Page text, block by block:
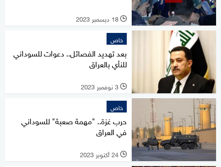
l 18 ديسمبر 2023
خاص
بعد تهديد الفصائل.. دعوات للسوداني
للنأي بالعراق
l 3 نوفمبر 2023
خاص
حرب غزة.. "مهمة صعبة" للسوداني
في العراق
l 24 أكتوبر 2023